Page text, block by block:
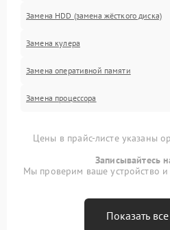
Замена HDD (замена жёсткого диска)
Замена кулера
Замена оперативной памяти
Замена процессора
Цены в прайс-листе указаны
Записывайтесь
Мы проверим ваше устройство
Показать все